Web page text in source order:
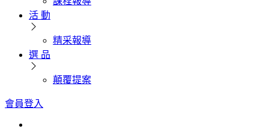
活 動
精采報導
選 品
顛覆提案
會員登入